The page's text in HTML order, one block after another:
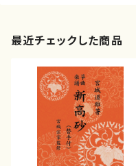
最近チェックした商品